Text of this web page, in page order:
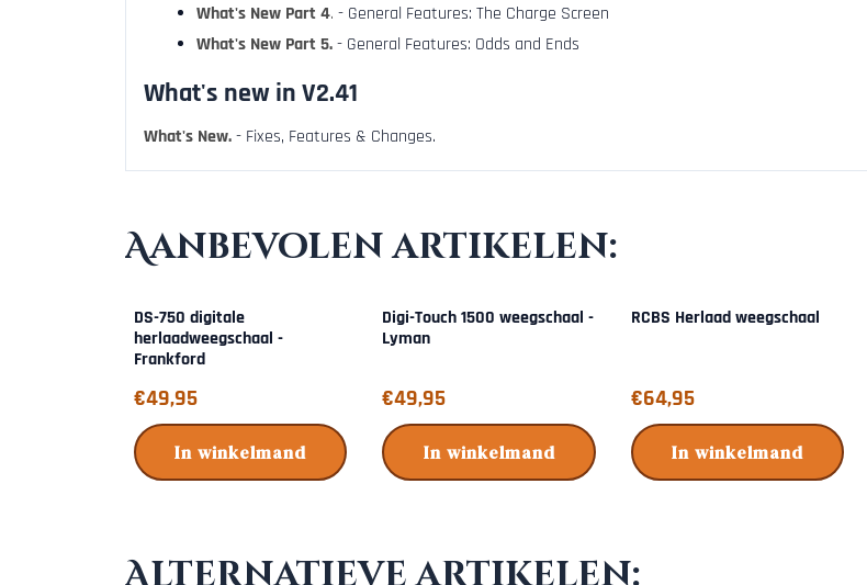
What's New Part 4. - General Features: The Charge Screen
What's New Part 5.- General Features: Odds and Ends
What's new in V2.41
What's New.- Fixes, Features & Changes.
Aanbevolen artikelen:
DS-750 digitale
herlaadweegschaal -
Frankford
Prijs: 49,95
€49,95
In winkelmand
Digi-Touch 1500 weegschaal -
Lyman
Prijs: 49,95
€49,95
In winkelmand
RCBS Herlaad weegschaal
Prijs: 64,95
€64,95
In winkelmand